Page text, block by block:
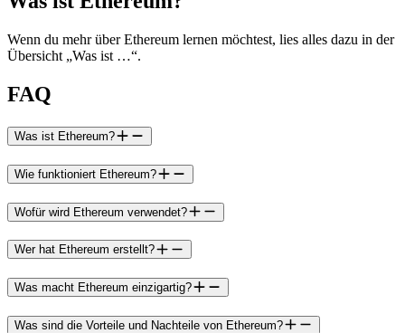
Wenn du mehr über Ethereum lernen möchtest, lies alles dazu in der
Übersicht „Was ist …“.
FAQ
Was ist Ethereum?
Wie funktioniert Ethereum?
Wofür wird Ethereum verwendet?
Wer hat Ethereum erstellt?
Was macht Ethereum einzigartig?
Was sind die Vorteile und Nachteile von Ethereum?